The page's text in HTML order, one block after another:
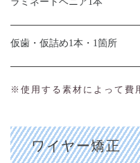
仮歯・仮詰め1本・1箇所
※使用する素材によって費
ワイヤー矯正